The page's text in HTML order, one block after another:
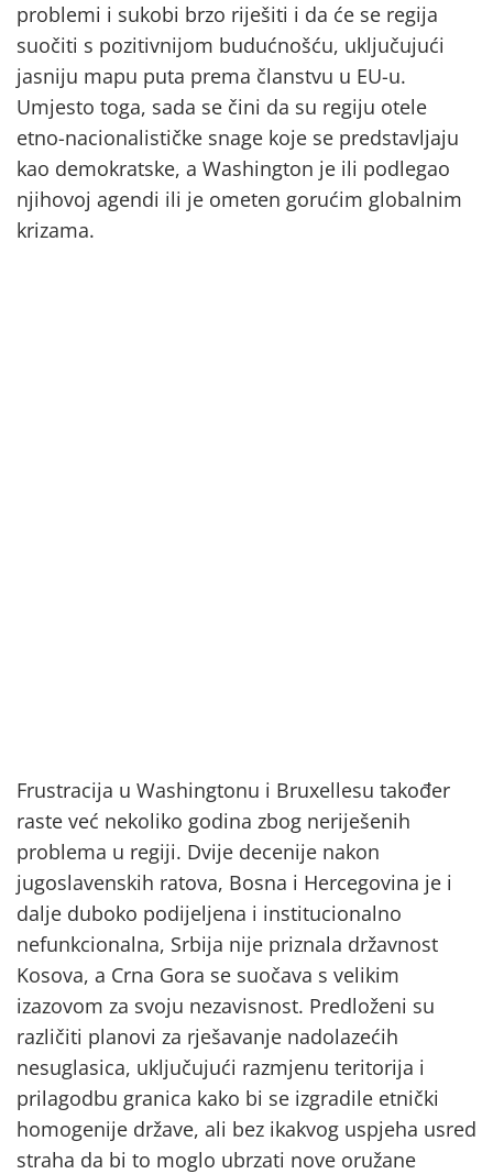
problemi i sukobi brzo riješiti i da će se regija
suočiti s pozitivnijom budućnošću, uključujući
jasniju mapu puta prema članstvu u EU-u.
Umjesto toga, sada se čini da su regiju otele
etno-nacionalističke snage koje se predstavljaju
kao demokratske, a Washington je ili podlegao
njihovoj agendi ili je ometen gorućim globalnim
krizama.
Frustracija u Washingtonu i Bruxellesu također
raste već nekoliko godina zbog neriješenih
problema u regiji. Dvije decenije nakon
jugoslavenskih ratova, Bosna i Hercegovina je i
dalje duboko podijeljena i institucionalno
nefunkcionalna, Srbija nije priznala državnost
Kosova, a Crna Gora se suočava s velikim
izazovom za svoju nezavisnost. Predloženi su
različiti planovi za rješavanje nadolazećih
nesuglasica, uključujući razmjenu teritorija i
prilagodbu granica kako bi se izgradile etnički
homogenije države, ali bez ikakvog uspjeha usred
straha da bi to moglo ubrzati nove oružane